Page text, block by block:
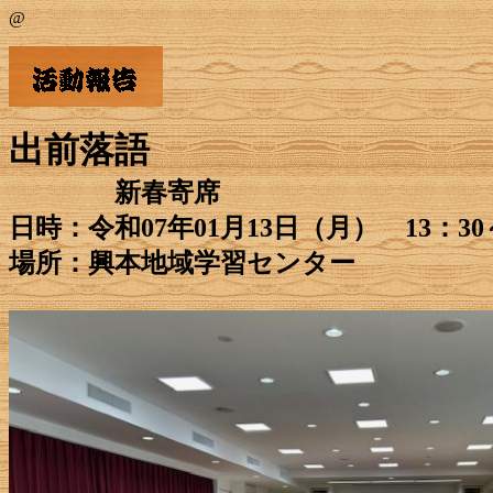
@
出前落語
新春寄席
日時：令和07年01月13日（月）13：30
場所：興本地域学習センター